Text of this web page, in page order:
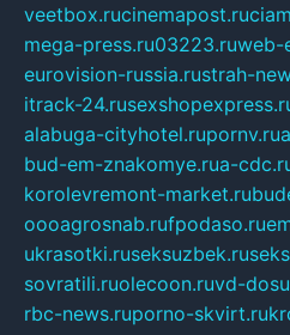
veetbox.rucinemapost.ru
mega-press.ru03223.ruweb-
eurovision-russia.rustrah-
itrack-24.ru
alabuga-cityhotel.rupornv.ru
bud-em-znakomye.rua-
korolevremont-market.ru
oooagrosnab.rufpodaso.ru
ukrasotki.ruseksuzbek.ru
sovratili.ruolecoon.ruvd-
rbc-news.ruporno-skvirt.ru